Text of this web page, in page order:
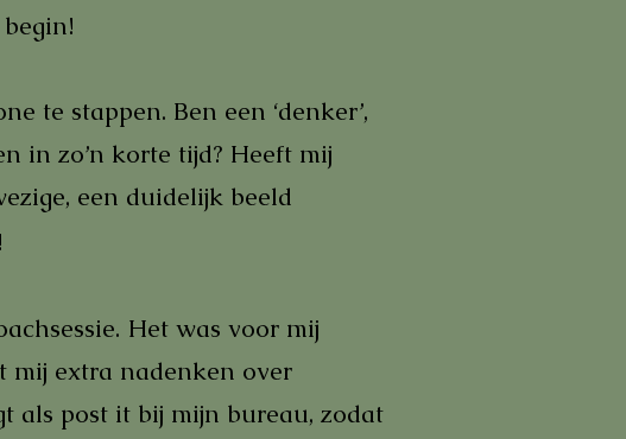
te stappen. Ben een ‘denker’,
in zo’n korte tijd? Heeft mij
een duidelijk beeld
Het was voor mij
mij extra nadenken over
als post it bij mijn bureau, zodat